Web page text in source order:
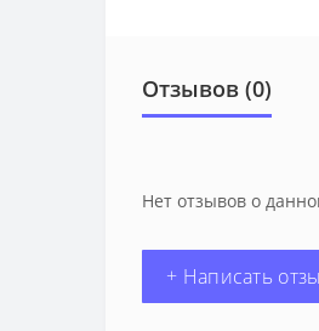
Отзывов (0)
Нет отзывов о
+ Написать